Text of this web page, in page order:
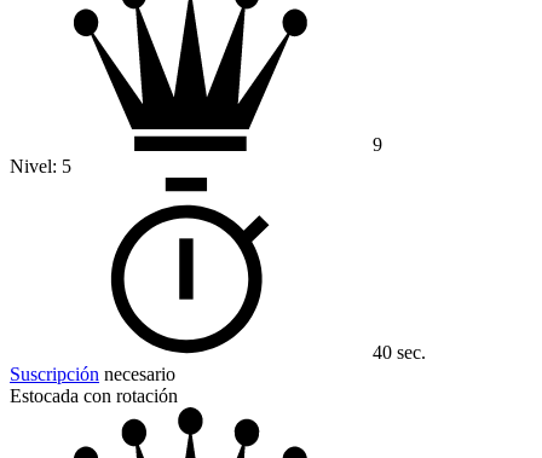
9
Nivel: 5
40 sec.
Suscripción necesario
Estocada con rotación